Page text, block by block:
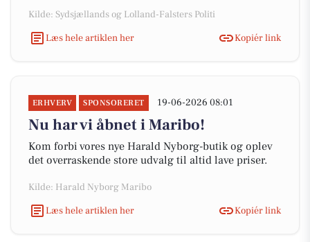
Kilde: Sydsjællands og Lolland-Falsters Politi
Læs hele artiklen her
Kopiér link
ERHVERV SPONSORERET 19-06-2026 08:01
Nu har vi åbnet i Maribo!
Kom forbi vores nye Harald Nyborg-butik og oplev
det overraskende store udvalg til altid lave priser.
Kilde: Harald Nyborg Maribo
Læs hele artiklen her
Kopiér link